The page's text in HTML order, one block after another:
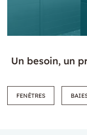
Un besoin, un
FENÊTRES